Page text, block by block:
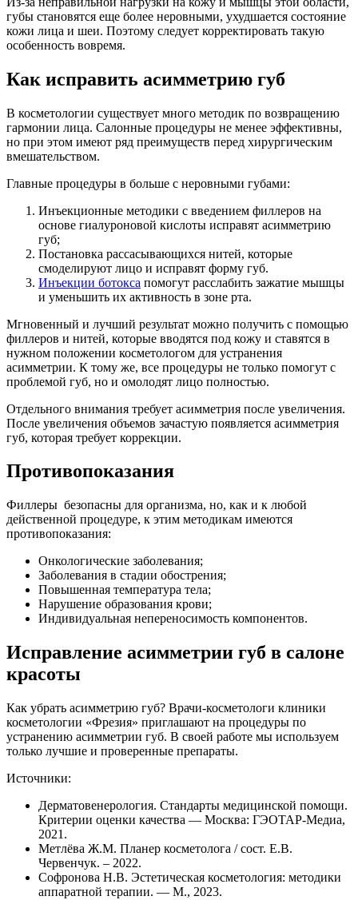
губы становятся еще более неровными, ухудшается состояние
кожи лица и шеи. Поэтому следует корректировать такую
особенность вовремя.
Как исправить асимметрию губ
В косметологии существует много методик по возвращению
гармонии лица. Салонные процедуры не менее эффективны,
но при этом имеют ряд преимуществ перед хирургическим
вмешательством.
Главные процедуры в больше с неровными губами:
Инъекционные методики с введением филлеров на
основе гиалуроновой кислоты исправят асимметрию
губ;
Постановка рассасывающихся нитей, которые
смоделируют лицо и исправят форму губ.
Инъекции ботокса помогут расслабить зажатие мышцы
и уменьшить их активность в зоне рта.
Мгновенный и лучший результат можно получить с помощью
филлеров и нитей, которые вводятся под кожу и ставятся в
нужном положении косметологом для устранения
асимметрии. К тому же, все процедуры не только помогут с
проблемой губ, но и омолодят лицо полностью.
Отдельного внимания требует асимметрия после увеличения.
После увеличения объемов зачастую появляется асимметрия
губ, которая требует коррекции.
Противопоказания
Филлеры безопасны для организма, но, как и к любой
действенной процедуре, к этим методикам имеются
противопоказания:
Онкологические заболевания;
Заболевания в стадии обострения;
Повышенная температура тела;
Нарушение образования крови;
Индивидуальная непереносимость компонентов.
Исправление асимметрии губ в салоне
красоты
Как убрать асимметрию губ? Врачи-косметологи клиники
косметологии «Фрезия» приглашают на процедуры по
устранению асимметрии губ. В своей работе мы используем
только лучшие и проверенные препараты.
Источники:
Дерматовенерология. Стандарты медицинской помощи.
Критерии оценки качества — Москва: ГЭОТАР-Медиа,
2021.
Метлёва Ж.М. Планер косметолога / сост. Е.В.
Червенчук. – 2022.
Софронова Н.В. Эстетическая косметология: методики
аппаратной терапии. — М., 2023.